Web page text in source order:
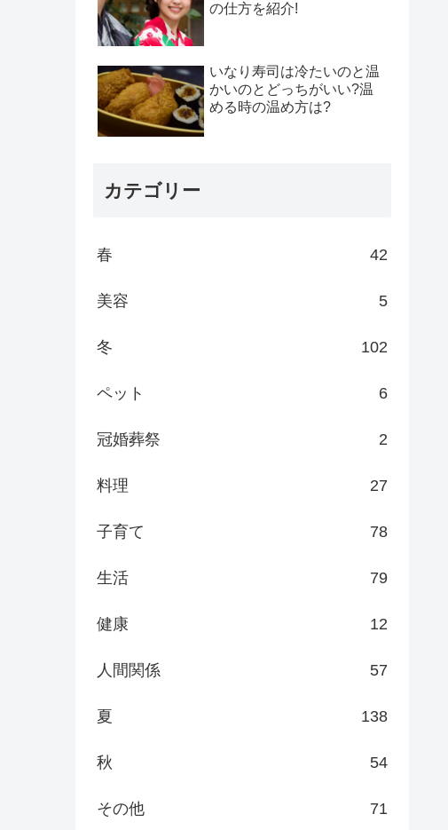
の仕方を紹介!
いなり寿司は冷たいのと温
かいのとどっちがいい?温
める時の温め方は?
カテゴリー
春 42
美容 5
冬 102
ペット 6
冠婚葬祭 2
料理 27
子育て 78
生活 79
健康 12
人間関係 57
夏 138
秋 54
その他 71